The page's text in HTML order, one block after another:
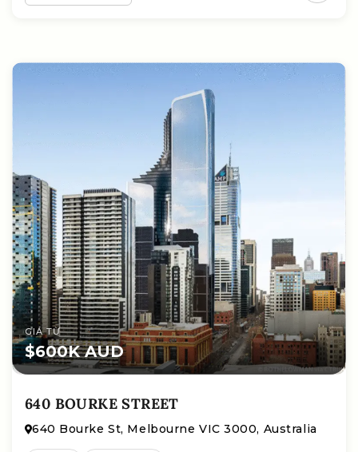
GIÁ TỪ
$600K AUD
640 BOURKE STREET
640 Bourke St, Melbourne VIC 3000, Australia